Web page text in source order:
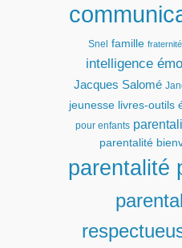
Snel famille fraternité
intelligence
Jacques Salomé
jeunesse livres-outils
pour enfants
parentalité
parentalité